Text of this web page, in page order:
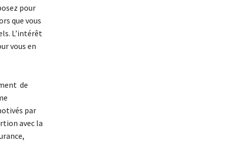
pour
que vous
L’intérêt
vous en
de
par
avec la